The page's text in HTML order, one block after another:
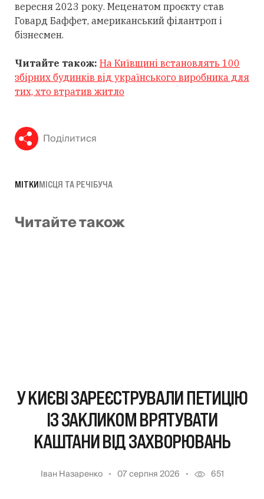
вересня 2023 року. Меценатом проєкту став
Говард Баффет, американський філантроп і
бізнесмен.
Читайте також: На Київщині встановлять 100
збірних будинків від українського виробника для
тих, хто втратив житло
Поділитися
МІТКИМІСЦЯ ТА РЕЧІБУЧА
Читайте також
У КИЄВІ ЗАРЕЄСТРУВАЛИ ПЕТИЦІЮ
ІЗ ЗАКЛИКОМ ВРЯТУВАТИ
КАШТАНИ ВІД ЗАХВОРЮВАНЬ
Іван Назаренко 07 серпня 2026 651